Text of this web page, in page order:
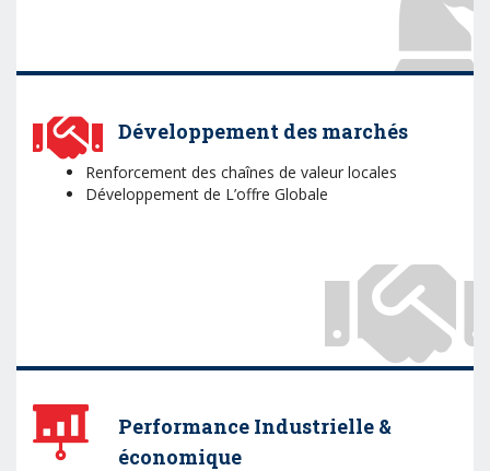
Développement des marchés
Renforcement des chaînes de valeur locales
Développement de L’offre Globale
Performance Industrielle &
économique